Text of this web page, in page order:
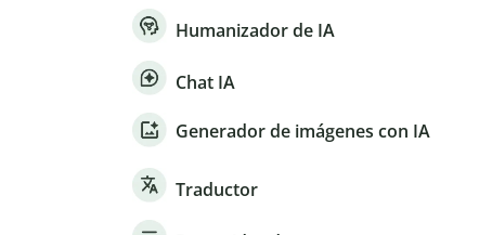
Humanizador de IA
Chat IA
Generador de imágenes con IA
Traductor